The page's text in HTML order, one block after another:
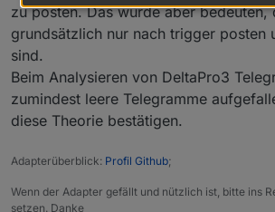
zu posten. Das würde aber bedeuten,
grundsätzlich nur nach trigger posten
sind.
Beim Analysieren von DeltaPro3
zumindest leere Telegramme
diese Theorie bestätigen.
Adapterüberblick: Profil Github;
Wenn der Adapter gefällt und nützlich ist, bitte ins
setzen. Danke